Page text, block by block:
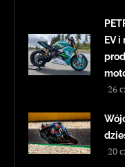
EV
26
20